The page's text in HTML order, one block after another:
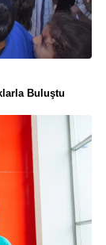
Buluştu